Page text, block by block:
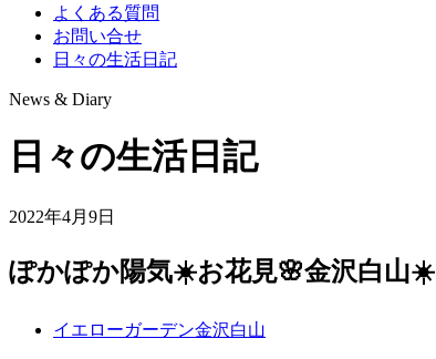
よくある質問
お問い合せ
日々の生活日記
News & Diary
日々の生活日記
2022年4月9日
ぽかぽか陽気☀️お花見🌸金沢白山☀️
イエローガーデン金沢白山